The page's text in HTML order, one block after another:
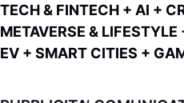
TECH & FINTECH + AI +
METAVERSE &
EV + SMART CITIES +